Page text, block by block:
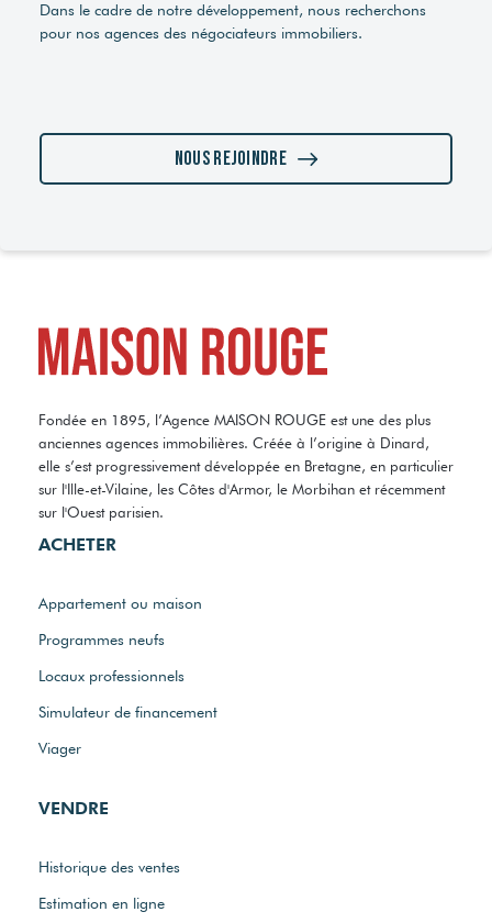
Dans le cadre de notre développement, nous recherchons
pour nos agences des négociateurs immobiliers.
Nous rejoindre
Fondée en 1895, l’Agence MAISON ROUGE est une des plus
anciennes agences immobilières. Créée à l’origine à Dinard,
elle s’est progressivement développée en Bretagne, en particulier
sur l'Ille-et-Vilaine, les Côtes d'Armor, le Morbihan et récemment
sur l'Ouest parisien.
ACHETER
Appartement ou maison
Programmes neufs
Locaux professionnels
Simulateur de financement
Viager
VENDRE
Historique des ventes
Estimation en ligne